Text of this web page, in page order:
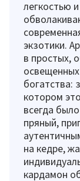
легкостью
экзотики.
в простых,
богатства:
котором
всегда
пряный,
на кедре,
кардамон